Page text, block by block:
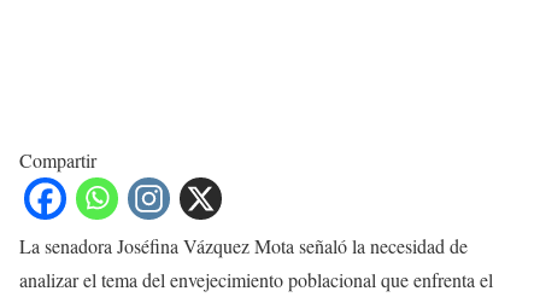
Compartir
La senadora Joséfina Vázquez Mota señaló la necesidad de
analizar el tema del envejecimiento poblacional que enfrenta el